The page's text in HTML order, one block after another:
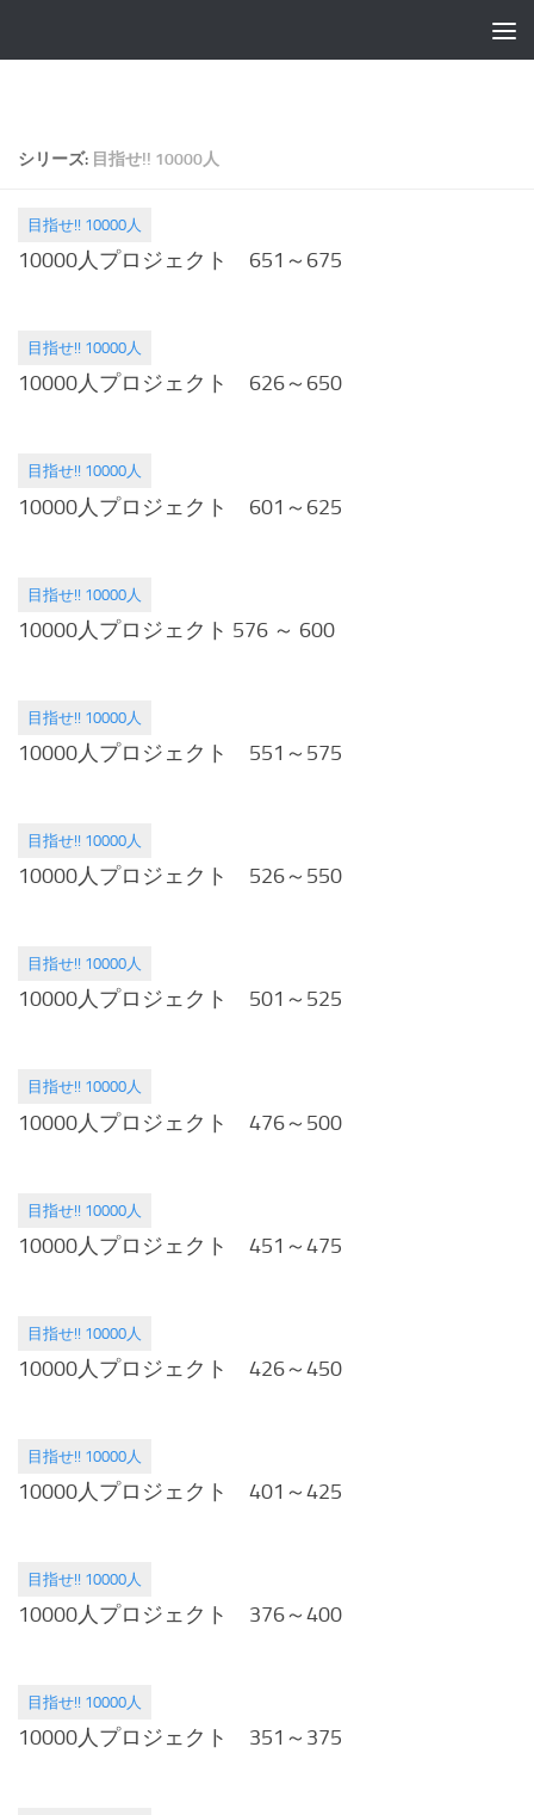
シリーズ: 目指せ!! 10000人
目指せ!! 10000人
2015.05.19
10000人プロジェクト 651～675
目指せ!! 10000人
2015.05.05
10000人プロジェクト 626～650
目指せ!! 10000人
2015.04.21
10000人プロジェクト 601～625
目指せ!! 10000人
2015.04.07
10000人プロジェクト 576 ～ 600
目指せ!! 10000人
2015.03.17
10000人プロジェクト 551～575
目指せ!! 10000人
2015.03.03
10000人プロジェクト 526～550
目指せ!! 10000人
2015.02.17
10000人プロジェクト 501～525
目指せ!! 10000人
2015.02.01
10000人プロジェクト 476～500
目指せ!! 10000人
2015.01.26
10000人プロジェクト 451～475
目指せ!! 10000人
2015.01.08
10000人プロジェクト 426～450
目指せ!! 10000人
2014.12.16
10000人プロジェクト 401～425
目指せ!! 10000人
2014.12.01
10000人プロジェクト 376～400
目指せ!! 10000人
2014.11.18
10000人プロジェクト 351～375